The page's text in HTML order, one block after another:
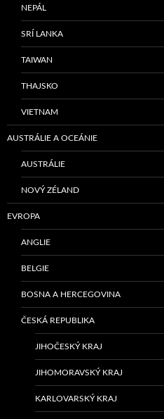
NEPÁL
SRÍ LANKA
TAIWAN
THAJSKO
VIETNAM
AUSTRÁLIE A OCEÁNIE
AUSTRÁLIE
NOVÝ ZÉLAND
EVROPA
ANGLIE
BELGIE
BOSNA A HERCEGOVINA
ČESKÁ REPUBLIKA
JIHOČESKÝ KRAJ
JIHOMORAVSKÝ KRAJ
KARLOVARSKÝ KRAJ